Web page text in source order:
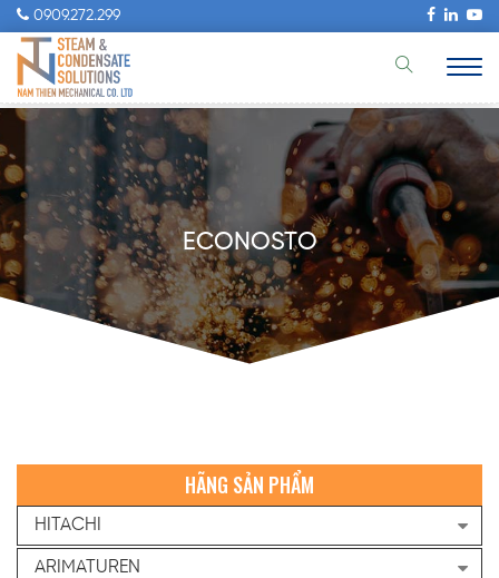
0909.272.299
ECONOSTO
HÃNG SẢN PHẨM
HITACHI
ARIMATUREN